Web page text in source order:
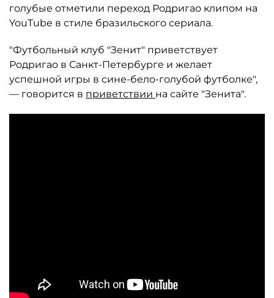
голубые отметили переход Родригао клипом на
YouTube в стиле бразильского сериала.
"Футбольный клуб "Зенит" приветствует
Родригао в Санкт-Петербурге и желает
успешной игры в сине-бело-голубой футболке",
— говорится в приветствии на сайте "Зенита".